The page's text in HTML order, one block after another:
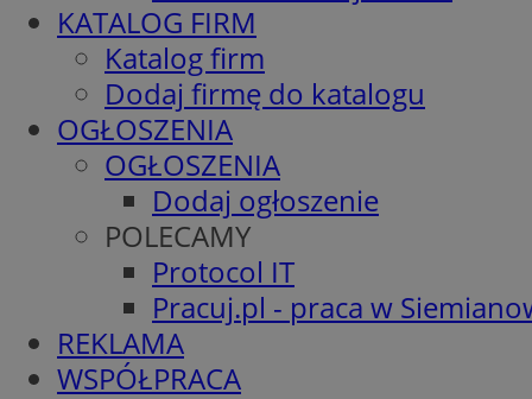
KATALOG FIRM
Katalog firm
Dodaj firmę do katalogu
OGŁOSZENIA
OGŁOSZENIA
Dodaj ogłoszenie
POLECAMY
Protocol IT
Pracuj.pl - praca w
REKLAMA
WSPÓŁPRACA